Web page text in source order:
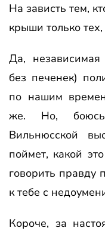
На зависть тем,
крыши только
Да,
без печенек)
по нашим
же. Но, боюсь,
Вильнюсской
поймет, какой
говорить правду
к тебе с
Короче, за